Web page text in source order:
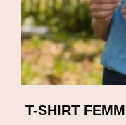
T-SHIRT